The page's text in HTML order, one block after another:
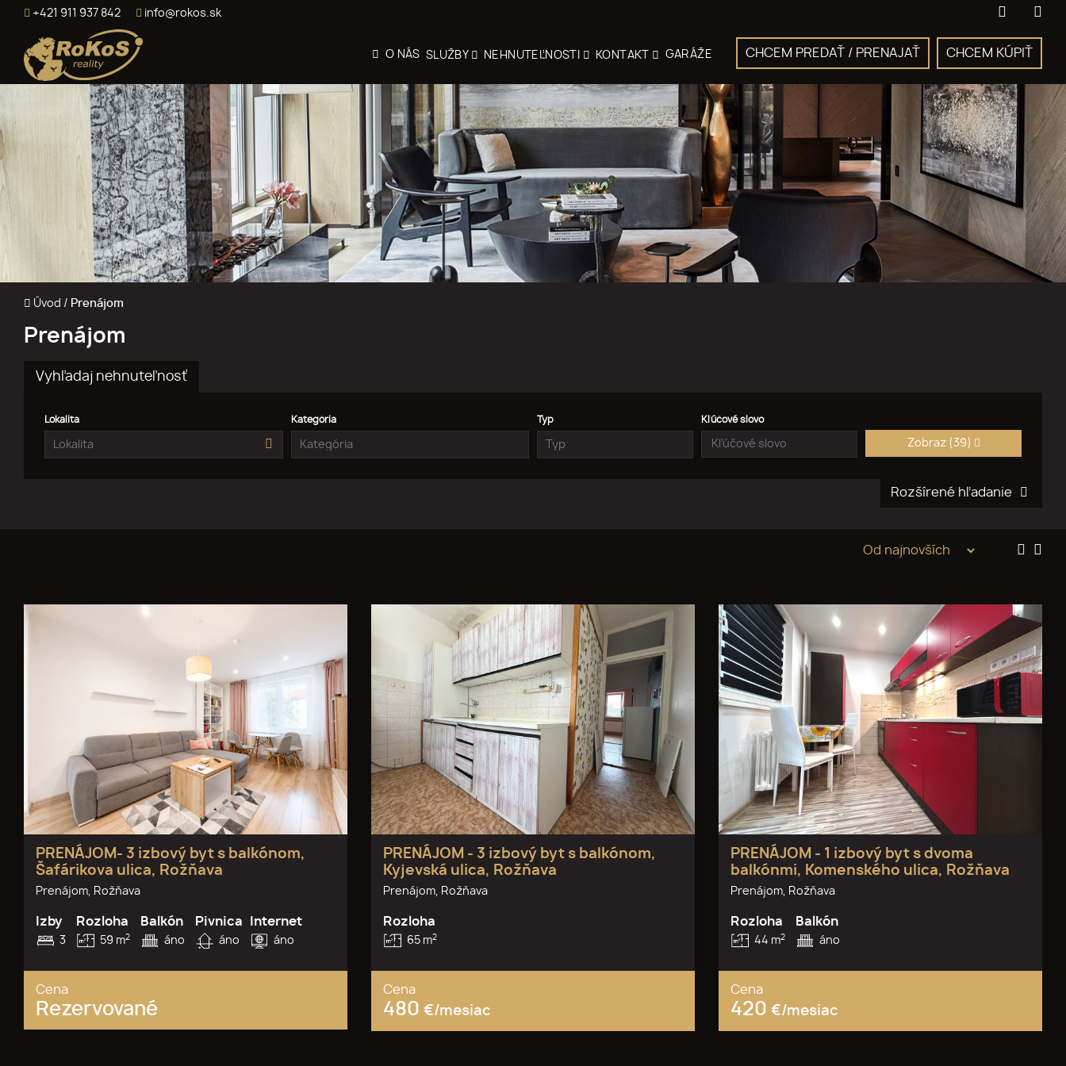
+421 911 937 842 info@rokos.sk
CHCEM PREDAŤ / PRENAJAŤ CHCEM KÚPIŤ
O NÁS SLUŽBY NEHNUTEĽNOSTI KONTAKT GARÁŽE
Úvod / Prenájom
Prenájom
Vyhľadaj nehnuteľnosť
Lokalita Kategória Typ Kľúčové slovo
Zobraz (39)
Rozšírené hľadanie
PRENÁJOM- 3 izbový byt s balkónom,
Šafárikova ulica, Rožňava
Prenájom, Rožňava
Izby
3
Rozloha
59 m2
Balkón
áno
Pivnica
áno
Internet
áno
Cena
Rezervované
PRENÁJOM - 3 izbový byt s balkónom,
Kyjevská ulica, Rožňava
Prenájom, Rožňava
Rozloha
65 m2
Cena
480 €/mesiac
PRENÁJOM - 1 izbový byt s dvoma
balkónmi, Komenského ulica, Rožňava
Prenájom, Rožňava
Rozloha
44 m2
Balkón
áno
Cena
420 €/mesiac